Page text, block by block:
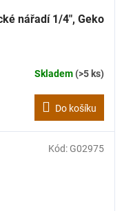
nářadí 1/4", Geko
Skladem(>5 ks)
Do košíku
Kód: G02975